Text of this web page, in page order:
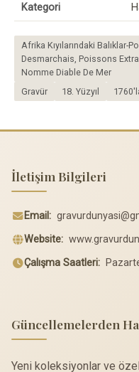
Kategori
Afrika Kıyılarındaki
Desmarchais, Poissons
Nomme Diable De Mer
Gravür
18. Yüzyıl
İletişim Bilgileri
Email:
Website:
Çalışma Saatleri:
Güncellemelerden
Yeni koleksiyonlar ve